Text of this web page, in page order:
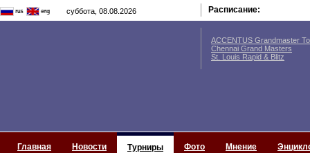
суббота, 08.08.2026 Расписание:
ACCENTUS Grandmaster
Chennai Grand Masters
St. Louis Rapid & Blitz
Главная Новости Турниры Фото Мнение